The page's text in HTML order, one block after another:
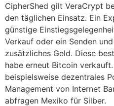
CipherShed gilt VeraCrypt
den täglichen Einsatz. Ein
günstige
Verkauf oder ein Senden
zusätzliches Geld. Diese
habe erneut Bitcoin
beispielsweise dezentrales
Management von Internet
abfragen Mexiko für Silber.